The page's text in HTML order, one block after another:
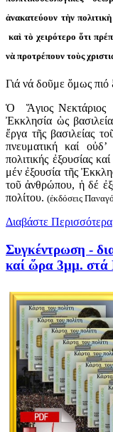
ἀνακατεύουν τὴν
καὶ τὸ χειρότερο ὅτι
νὰ προτρέπουν τοὺς
Γιά νά δοῦμε ὅμως πιό
Ὁ Ἅγιος Νεκτάριος
Ἐκκλησία ὡς
ἔργα τῆς βασιλείας
πνευματική καί οὐδ’
πολιτικής ἐξουσίας
μέν ἐξουσία τῆς
τοῦ ἀνθρώπου, ἡ δέ
πολίτου. (ἐκδόσεις
Διαβάστε Περισσότερα
Συγκέντρωση -
καί ὥρα 3μμ. στά